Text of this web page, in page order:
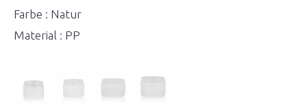
Farbe : Natur
Material : PP